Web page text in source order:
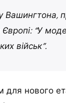
Вашингтона,
“У
військ”.
нового